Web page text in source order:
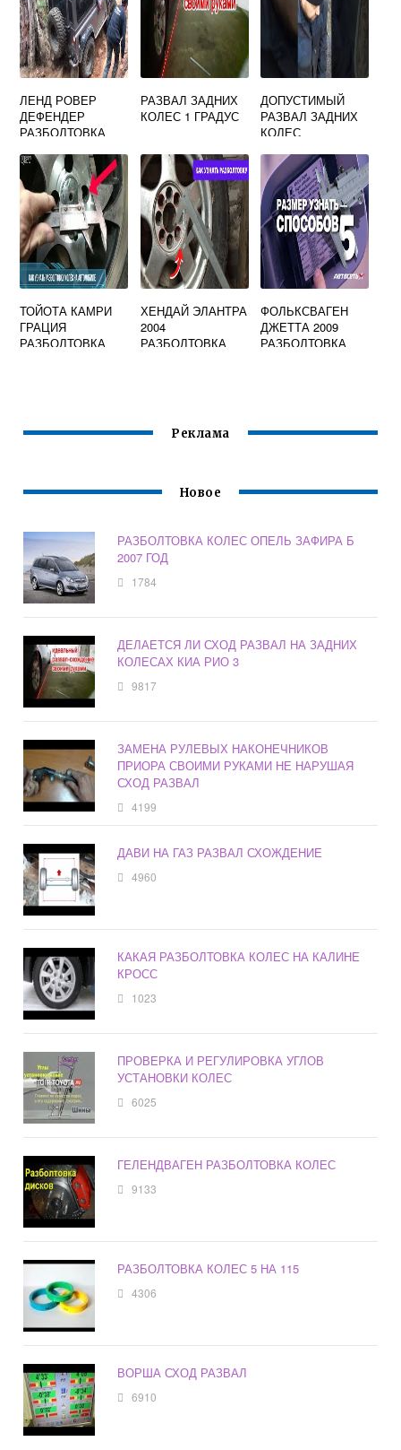
ЛЕНД РОВЕР
ДЕФЕНДЕР
РАЗБОЛТОВКА
РАЗВАЛ ЗАДНИХ
КОЛЕС 1 ГРАДУС
ДОПУСТИМЫЙ
РАЗВАЛ ЗАДНИХ
КОЛЕС
ТОЙОТА КАМРИ
ГРАЦИЯ
РАЗБОЛТОВКА
ХЕНДАЙ ЭЛАНТРА
2004
РАЗБОЛТОВКА
ФОЛЬКСВАГЕН
ДЖЕТТА 2009
РАЗБОЛТОВКА
Реклама
Новое
РАЗБОЛТОВКА КОЛЕС ОПЕЛЬ ЗАФИРА Б
2007 ГОД
1784
ДЕЛАЕТСЯ ЛИ СХОД РАЗВАЛ НА ЗАДНИХ
КОЛЕСАХ КИА РИО 3
9817
ЗАМЕНА РУЛЕВЫХ НАКОНЕЧНИКОВ
ПРИОРА СВОИМИ РУКАМИ НЕ НАРУШАЯ
СХОД РАЗВАЛ
4199
ДАВИ НА ГАЗ РАЗВАЛ СХОЖДЕНИЕ
4960
КАКАЯ РАЗБОЛТОВКА КОЛЕС НА КАЛИНЕ
КРОСС
1023
ПРОВЕРКА И РЕГУЛИРОВКА УГЛОВ
УСТАНОВКИ КОЛЕС
6025
ГЕЛЕНДВАГЕН РАЗБОЛТОВКА КОЛЕС
9133
РАЗБОЛТОВКА КОЛЕС 5 НА 115
4306
ВОРША СХОД РАЗВАЛ
6910